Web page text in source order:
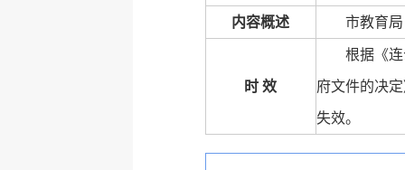
内容概述 市教育
时 效
根据《
府文件的决
失效。